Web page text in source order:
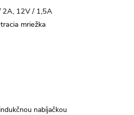
2A, 12V / 1,5A
mriežka
nabíjačkou